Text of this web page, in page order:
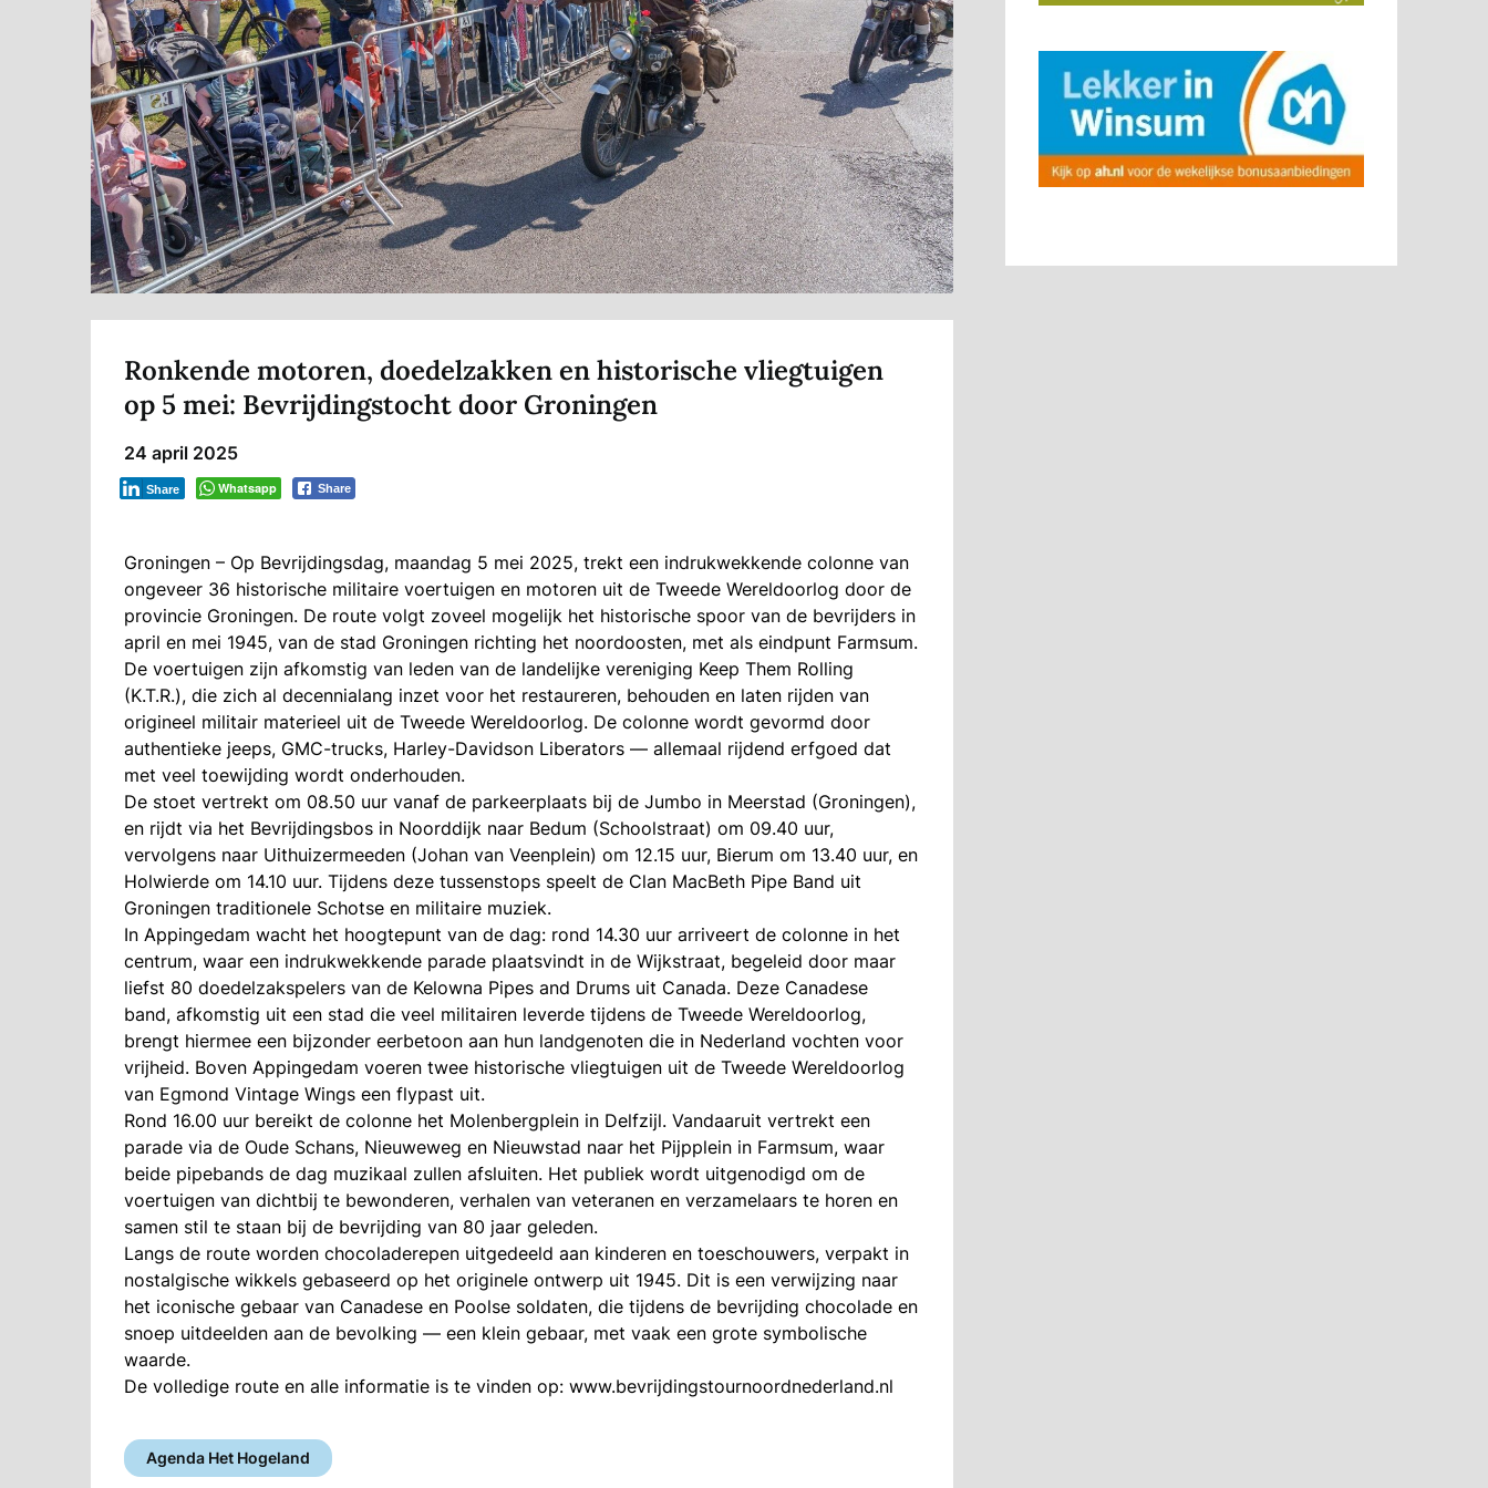
Ronkende motoren, doedelzakken en historische vliegtuigen
op 5 mei: Bevrijdingstocht door Groningen
24 april 2025
Whatsapp Share
Share
Groningen – Op Bevrijdingsdag, maandag 5 mei 2025, trekt een indrukwekkende colonne van
ongeveer 36 historische militaire voertuigen en motoren uit de Tweede Wereldoorlog door de
provincie Groningen. De route volgt zoveel mogelijk het historische spoor van de bevrijders in
april en mei 1945, van de stad Groningen richting het noordoosten, met als eindpunt Farmsum.
De voertuigen zijn afkomstig van leden van de landelijke vereniging Keep Them Rolling
(K.T.R.), die zich al decennialang inzet voor het restaureren, behouden en laten rijden van
origineel militair materieel uit de Tweede Wereldoorlog. De colonne wordt gevormd door
authentieke jeeps, GMC-trucks, Harley-Davidson Liberators — allemaal rijdend erfgoed dat
met veel toewijding wordt onderhouden.
De stoet vertrekt om 08.50 uur vanaf de parkeerplaats bij de Jumbo in Meerstad (Groningen),
en rijdt via het Bevrijdingsbos in Noorddijk naar Bedum (Schoolstraat) om 09.40 uur,
vervolgens naar Uithuizermeeden (Johan van Veenplein) om 12.15 uur, Bierum om 13.40 uur, en
Holwierde om 14.10 uur. Tijdens deze tussenstops speelt de Clan MacBeth Pipe Band uit
Groningen traditionele Schotse en militaire muziek.
In Appingedam wacht het hoogtepunt van de dag: rond 14.30 uur arriveert de colonne in het
centrum, waar een indrukwekkende parade plaatsvindt in de Wijkstraat, begeleid door maar
liefst 80 doedelzakspelers van de Kelowna Pipes and Drums uit Canada. Deze Canadese
band, afkomstig uit een stad die veel militairen leverde tijdens de Tweede Wereldoorlog,
brengt hiermee een bijzonder eerbetoon aan hun landgenoten die in Nederland vochten voor
vrijheid. Boven Appingedam voeren twee historische vliegtuigen uit de Tweede Wereldoorlog
van Egmond Vintage Wings een flypast uit.
Rond 16.00 uur bereikt de colonne het Molenbergplein in Delfzijl. Vandaaruit vertrekt een
parade via de Oude Schans, Nieuweweg en Nieuwstad naar het Pijpplein in Farmsum, waar
beide pipebands de dag muzikaal zullen afsluiten. Het publiek wordt uitgenodigd om de
voertuigen van dichtbij te bewonderen, verhalen van veteranen en verzamelaars te horen en
samen stil te staan bij de bevrijding van 80 jaar geleden.
Langs de route worden chocoladerepen uitgedeeld aan kinderen en toeschouwers, verpakt in
nostalgische wikkels gebaseerd op het originele ontwerp uit 1945. Dit is een verwijzing naar
het iconische gebaar van Canadese en Poolse soldaten, die tijdens de bevrijding chocolade en
snoep uitdeelden aan de bevolking — een klein gebaar, met vaak een grote symbolische
waarde.
De volledige route en alle informatie is te vinden op: www.bevrijdingstournoordnederland.nl
Agenda Het Hogeland